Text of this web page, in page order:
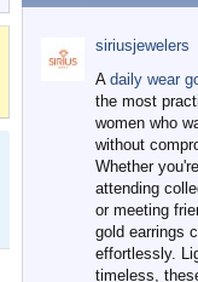
siriusjewelers
A daily wear
the most
women who
without
Whether
attending
or meeting
gold earrings
effortlessly.
timeless,